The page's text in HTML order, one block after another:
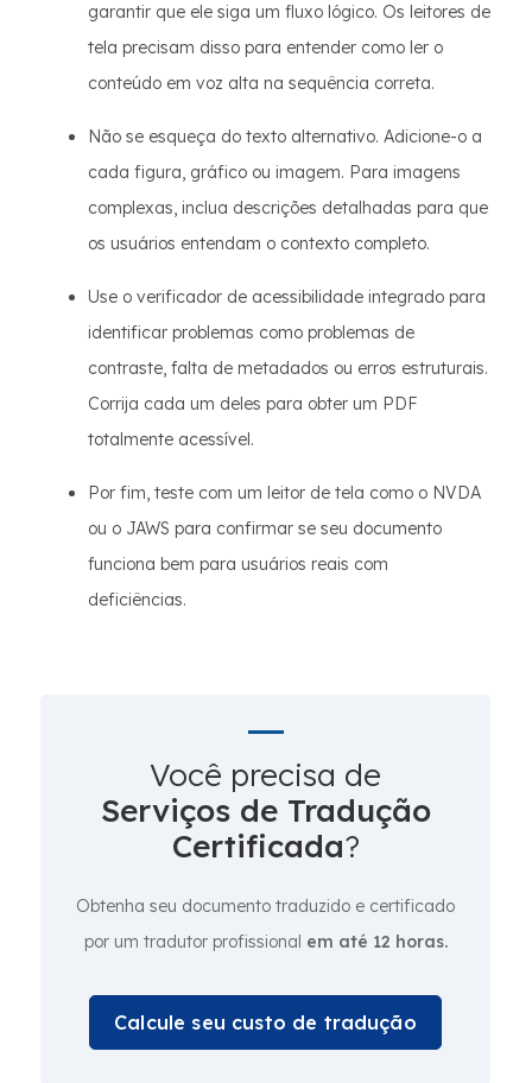
garantir que ele siga um fluxo lógico. Os leitores de
tela precisam disso para entender como ler o
conteúdo em voz alta na sequência correta.
Não se esqueça do texto alternativo. Adicione-o a
cada figura, gráfico ou imagem. Para imagens
complexas, inclua descrições detalhadas para que
os usuários entendam o contexto completo.
Use o verificador de acessibilidade integrado para
identificar problemas como problemas de
contraste, falta de metadados ou erros estruturais.
Corrija cada um deles para obter um PDF
totalmente acessível.
Por fim, teste com um leitor de tela como o NVDA
ou o JAWS para confirmar se seu documento
funciona bem para usuários reais com
deficiências.
Você precisa de
Serviços de Tradução
Certificada?
Obtenha seu documento traduzido e certificado
por um tradutor profissional em até 12 horas.
Calcule seu custo de tradução